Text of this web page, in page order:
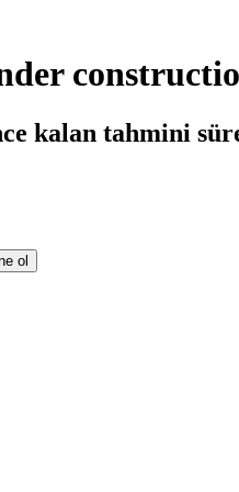
kalan tahmini